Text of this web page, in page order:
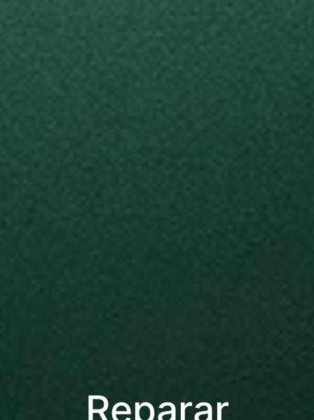
Reparar